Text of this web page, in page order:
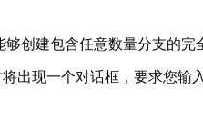
创建包含任意数量分支的完
出现一个对话框，要求您输